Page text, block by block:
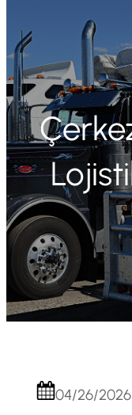
04/26/2026